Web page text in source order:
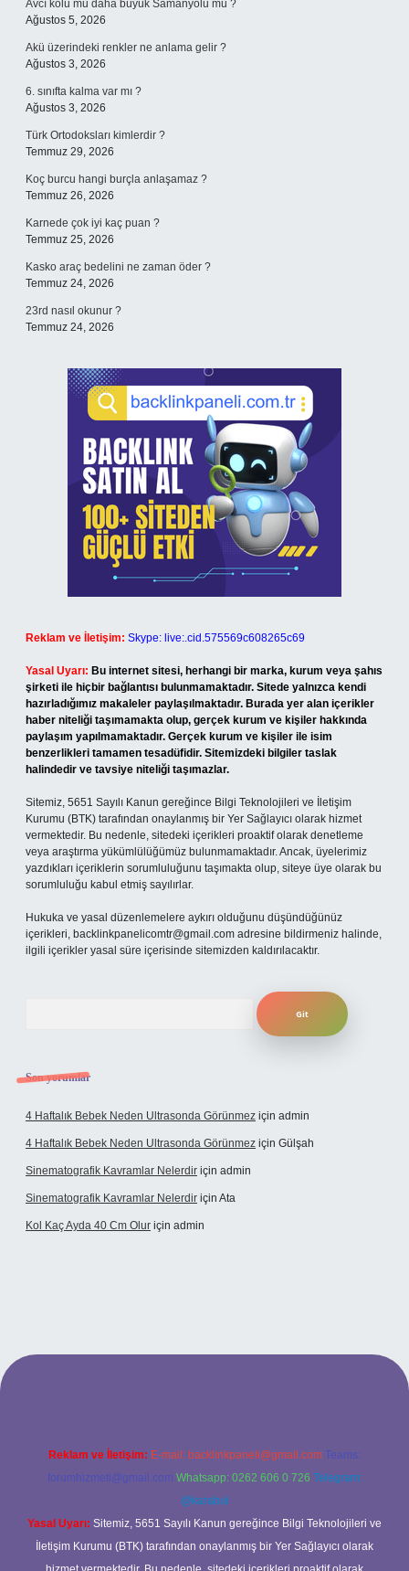
Avcı kolu mu daha büyük Samanyolu mu ?
Ağustos 5, 2026
Akü üzerindeki renkler ne anlama gelir ?
Ağustos 3, 2026
6. sınıfta kalma var mı ?
Ağustos 3, 2026
Türk Ortodoksları kimlerdir ?
Temmuz 29, 2026
Koç burcu hangi burçla anlaşamaz ?
Temmuz 26, 2026
Karnede çok iyi kaç puan ?
Temmuz 25, 2026
Kasko araç bedelini ne zaman öder ?
Temmuz 24, 2026
23rd nasıl okunur ?
Temmuz 24, 2026
Reklam ve İletişim: Skype: live:.cid.575569c608265c69
Yasal Uyarı: Bu internet sitesi, herhangi bir marka, kurum veya şahıs
şirketi ile hiçbir bağlantısı bulunmamaktadır. Sitede yalnızca kendi
hazırladığımız makaleler paylaşılmaktadır. Burada yer alan içerikler
haber niteliği taşımamakta olup, gerçek kurum ve kişiler hakkında
paylaşım yapılmamaktadır. Gerçek kurum ve kişiler ile isim
benzerlikleri tamamen tesadüfidir. Sitemizdeki bilgiler taslak
halindedir ve tavsiye niteliği taşımazlar.
Sitemiz, 5651 Sayılı Kanun gereğince Bilgi Teknolojileri ve İletişim
Kurumu (BTK) tarafından onaylanmış bir Yer Sağlayıcı olarak hizmet
vermektedir. Bu nedenle, sitedeki içerikleri proaktif olarak denetleme
veya araştırma yükümlülüğümüz bulunmamaktadır. Ancak, üyelerimiz
yazdıkları içeriklerin sorumluluğunu taşımakta olup, siteye üye olarak bu
sorumluluğu kabul etmiş sayılırlar.
Hukuka ve yasal düzenlemelere aykırı olduğunu düşündüğünüz
içerikleri, backlinkpanelicomtr@gmail.com adresine bildirmeniz halinde,
ilgili içerikler yasal süre içerisinde sitemizden kaldırılacaktır.
Son yorumlar
4 Haftalık Bebek Neden Ultrasonda Görünmez için admin
4 Haftalık Bebek Neden Ultrasonda Görünmez için Gülşah
Sinematografik Kavramlar Nelerdir için admin
Sinematografik Kavramlar Nelerdir için Ata
Kol Kaç Ayda 40 Cm Olur için admin
Reklam ve İletişim: E-mail: backlinkpaneli@gmail.com Teams:
forumhizmeti@gmail.com Whatsapp: 0262 606 0 726 Telegram:
@karabul
Yasal Uyarı: Sitemiz, 5651 Sayılı Kanun gereğince Bilgi Teknolojileri ve
İletişim Kurumu (BTK) tarafından onaylanmış bir Yer Sağlayıcı olarak